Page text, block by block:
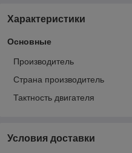
Характеристики
Основные
Производитель
Страна производитель
Тактность двигателя
Условия доставки